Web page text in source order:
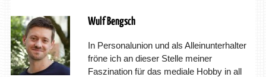
Wulf Bengsch
In Personalunion und als Alleinunterhalter
fröne ich an dieser Stelle meiner
Faszination für das mediale Hobby in all